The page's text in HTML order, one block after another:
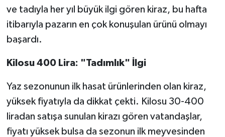
ve tadıyla her yıl büyük ilgi gören kiraz, bu hafta
itibarıyla pazarın en çok konuşulan ürünü olmayı
başardı.
Kilosu 400 Lira: "Tadımlık" İlgi
Yaz sezonunun ilk hasat ürünlerinden olan kiraz,
yüksek fiyatıyla da dikkat çekti. Kilosu 30-400
liradan satışa sunulan kirazı gören vatandaşlar,
fiyatı yüksek bulsa da sezonun ilk meyvesinden